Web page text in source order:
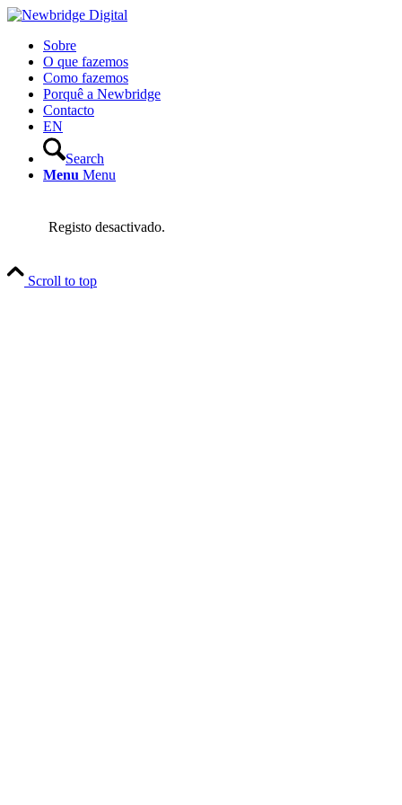
Sobre
O que fazemos
Como fazemos
Porquê a Newbridge
Contacto
EN
Search
Menu Menu
Registo desactivado.
Scroll to top